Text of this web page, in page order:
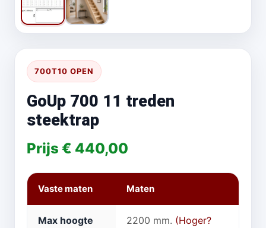
700T10 OPEN
GoUp 700 11 treden
steektrap
Prijs € 440,00
Vaste maten Maten
Max hoogte
2200 mm. (Hoger?